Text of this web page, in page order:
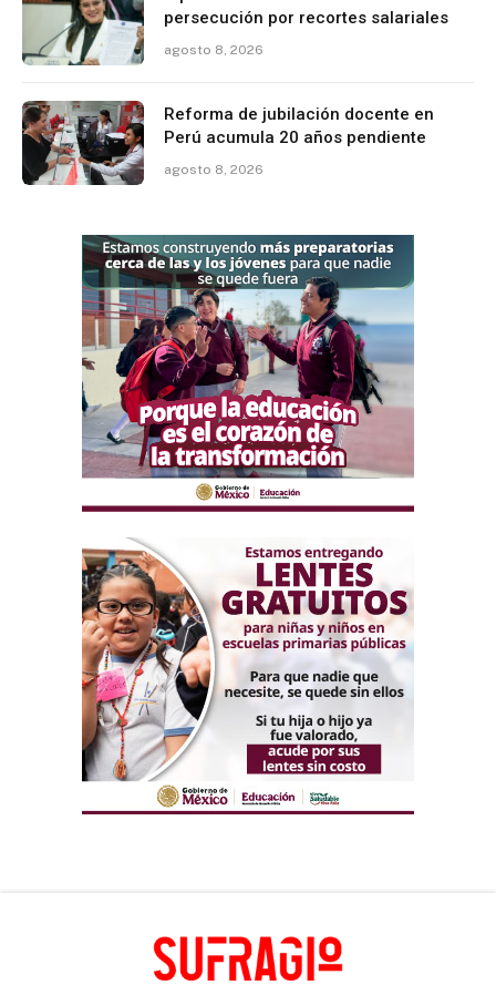
persecución por recortes salariales
agosto 8, 2026
Reforma de jubilación docente en
Perú acumula 20 años pendiente
agosto 8, 2026